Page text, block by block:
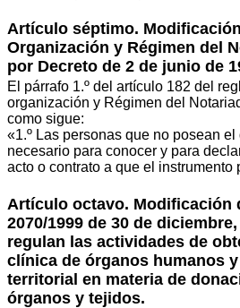
Artículo séptimo.
Organización y Régimen del
por Decreto de 2 de junio de
El párrafo 1.º del artículo 182 del
organización y Régimen del
como sigue:
«1.º Las personas que no posean
necesario para conocer y para
acto o contrato a que el instrumento
Artículo octavo. Modificación
2070/1999 de 30 de
regulan las actividades de
clínica de órganos humanos
territorial en materia de
órganos y tejidos.